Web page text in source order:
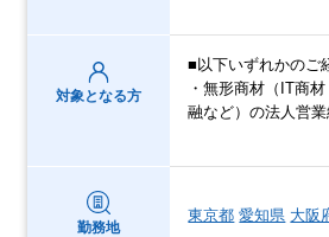
対象となる方
■以下いずれかのご
・無形商材（IT商
融など）の法人営
勤務地
東京都 愛知県 大阪